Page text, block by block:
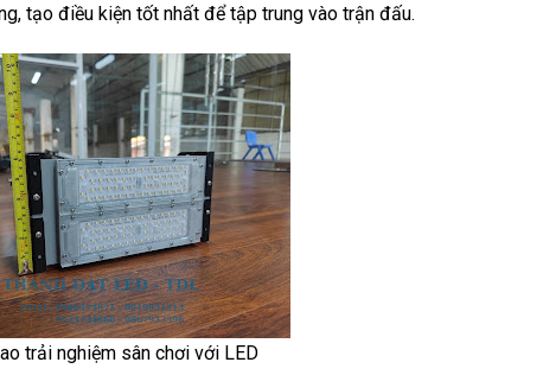
tạo điều kiện tốt nhất để tập trung vào trận đấu.
trải nghiệm sân chơi với LED